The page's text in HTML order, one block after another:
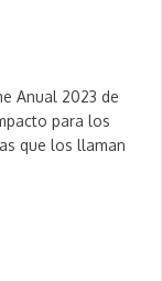
Anual 2023 de
para los
que los llaman